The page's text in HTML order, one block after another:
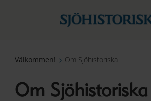
Välkommen! Om Sjöhistoriska
Om Sjöhistoriska